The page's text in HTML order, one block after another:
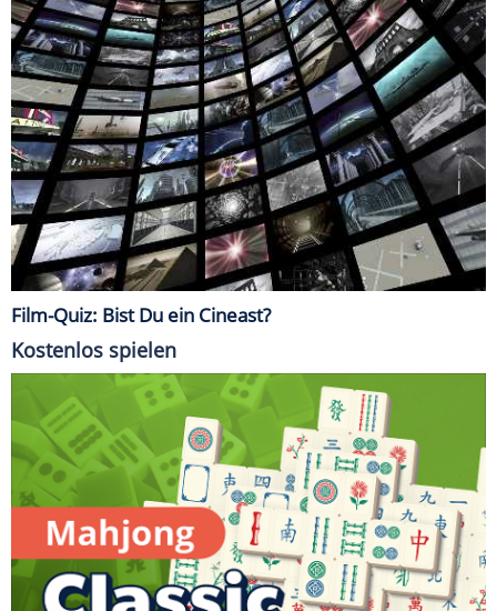
Film-Quiz: Bist Du ein Cineast?
Kostenlos spielen